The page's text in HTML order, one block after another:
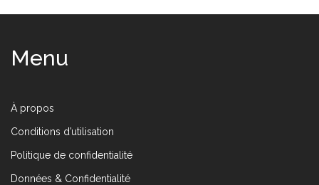
Menu
À propos
Conditions d’utilisation
Politique de confidentialité
Données & Confidentialité